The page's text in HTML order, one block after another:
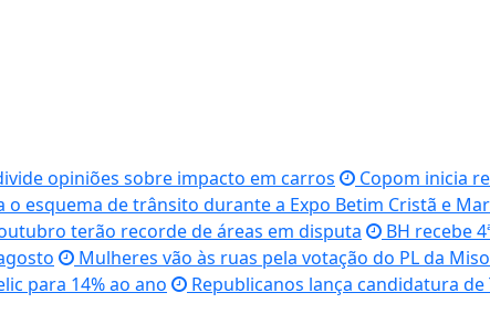
opiniões sobre impacto em carros
Copom inicia
o esquema de trânsito durante a Expo Betim Cristã e
terão recorde de áreas em disputa BH recebe
Mulheres vão às ruas pela votação do PL da
para 14% ao ano
Republicanos lança candidatura